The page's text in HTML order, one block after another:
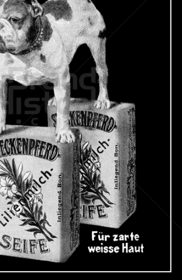
STECKENPFERD-SEIFE
Parfumfabriken Bergmann & Co., Radebeul-
Dresden
1912
Bild-ID: 46529